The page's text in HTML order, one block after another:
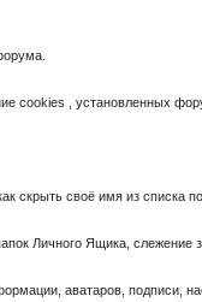
cookies , установленных
скрыть своё имя из списка
Личного Ящика,
аватаров,